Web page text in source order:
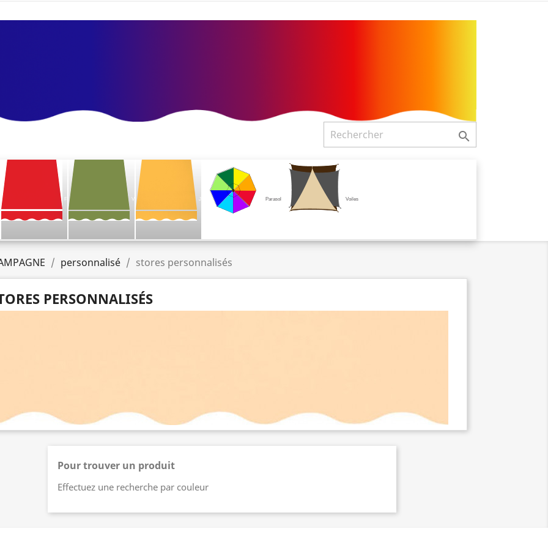

V J Parasol Voiles
personnalisé stores personnalisés
PERSONNALISÉS
Pour trouver un produit
Effectuez une recherche par couleur